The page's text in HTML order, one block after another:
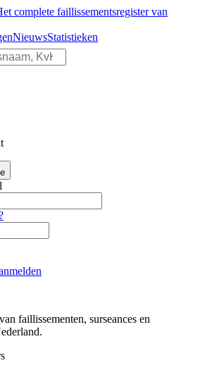
complete faillissementsregister van
NieuwsStatistieken
faillissementen, surseances en